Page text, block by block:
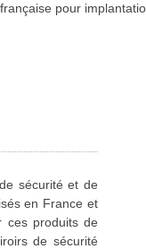
pour
sécurité et de
en France et
ces produits de
de sécurité